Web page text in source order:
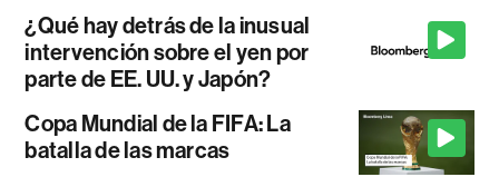
¿Qué hay detrás de la inusual
intervención sobre el yen por
parte de EE. UU. y Japón?
Copa Mundial de la FIFA: La
batalla de las marcas